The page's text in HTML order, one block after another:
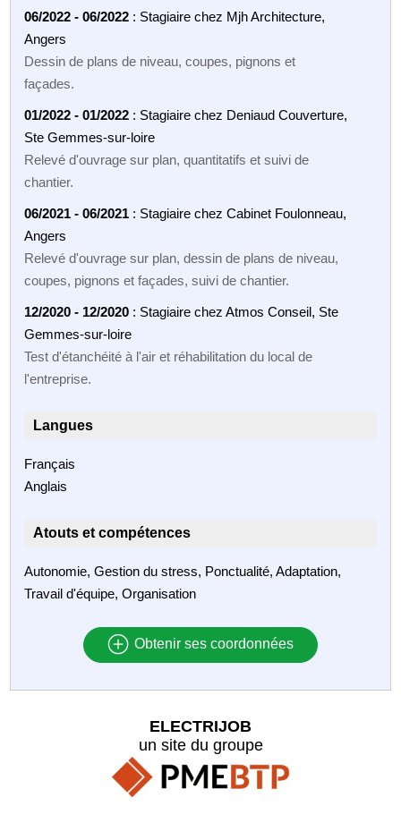
06/2022 - 06/2022 : Stagiaire chez Mjh Architecture,
Angers
Dessin de plans de niveau, coupes, pignons et
façades.
01/2022 - 01/2022 : Stagiaire chez Deniaud Couverture,
Ste Gemmes-sur-loire
Relevé d'ouvrage sur plan, quantitatifs et suivi de
chantier.
06/2021 - 06/2021 : Stagiaire chez Cabinet Foulonneau,
Angers
Relevé d'ouvrage sur plan, dessin de plans de niveau,
coupes, pignons et façades, suivi de chantier.
12/2020 - 12/2020 : Stagiaire chez Atmos Conseil, Ste
Gemmes-sur-loire
Test d'étanchéité à l'air et réhabilitation du local de
l'entreprise.
Langues
Français
Anglais
Atouts et compétences
Autonomie, Gestion du stress, Ponctualité, Adaptation,
Travail d'équipe, Organisation
Obtenir ses coordonnées
ELECTRIJOB
un site du groupe